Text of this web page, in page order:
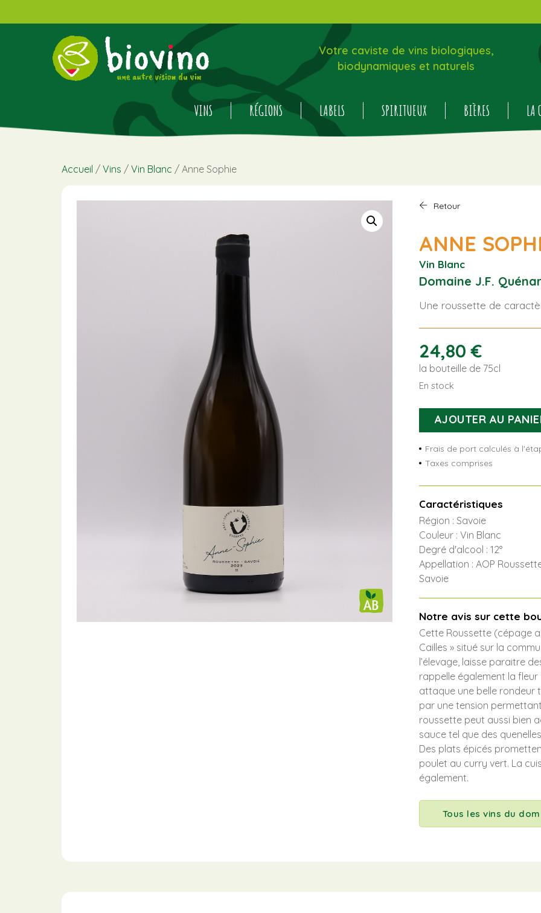
Votre caviste de vins biologiques,
biodynamiques et naturels
VINS RÉGIONS LABELS SPIRITUEUX BIÈRES LA
Accueil / Vins / Vin Blanc / Anne Sophie
Retour
ANNE
Vin Blanc
Domaine J.F.
Une roussette de
24,80€
la bouteille de 75cl
En stock
quantité
de
Anne
Sophie
AJOUTER AU
Frais de port calculés à
Taxes comprises
Caractéristiques
Région : Savoie
Couleur : Vin Blanc
Degré d'alcool : 12°
Appellation : AOP
Savoie
Notre avis sur cette
Cette Roussette (cépage
Cailles » situé sur la
l’élevage, laisse paraitre
rappelle également la
attaque une belle rondeur
par une tension
roussette peut aussi bien
sauce tel que des
Des plats épicés
poulet au curry vert. La
également.
Tous les vins du